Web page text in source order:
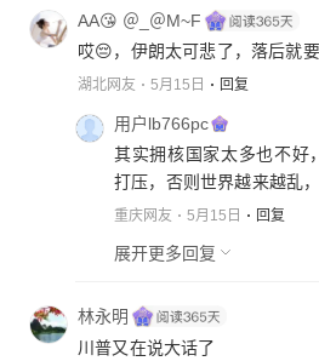
AA😘 ＠_＠M~F
哎😔，伊朗太可悲了，落后就
湖北网友 5月15日 回复
用户lb766pc
其实拥核国家太多也不好
打压，否则世界越来越乱，
重庆网友 5月15日 回复
展开更多回复
林永明
川普又在说大话了